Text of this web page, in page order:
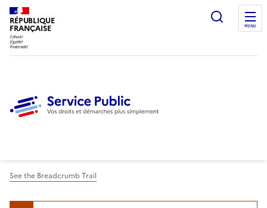
RÉPUBLIQUE
FRANÇAISE
Ouvrir
MENU
See the Breadcrumb Trail